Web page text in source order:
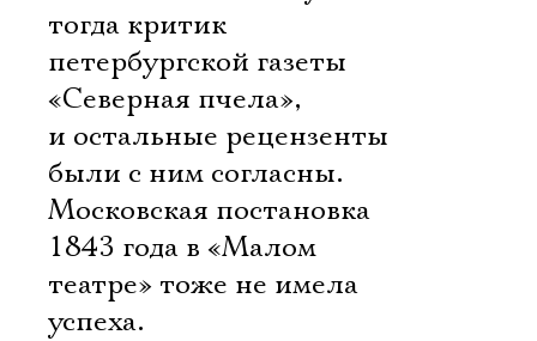
тогда критик
петербургской газеты
«Северная пчела»,
и остальные рецензенты
были с ним согласны.
Московская постановка
1843 года в «Малом
театре» тоже не имела
успеха.